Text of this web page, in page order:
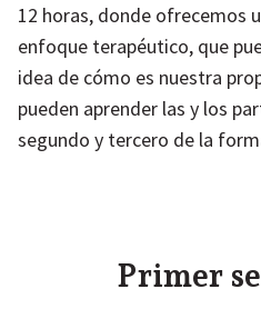
12 horas, donde ofrecemos
enfoque terapéutico, que
idea de cómo es nuestra
pueden aprender las y los
segundo y tercero de la
Primer